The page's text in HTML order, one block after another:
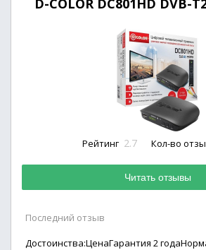
D-COLOR DC801HD DVB-
Рейтинг 2.7 Кол-во
Читать отзывы
Последний отзыв
Достоинства:ЦенаГарантия 2